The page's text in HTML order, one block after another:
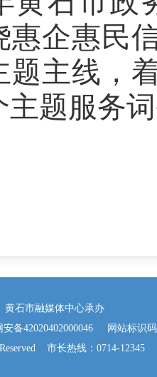
惠企惠民
题主线，
主题服务
石市融媒体中心承办
备42020402000046 网站标识码
市长热线：0714-12345